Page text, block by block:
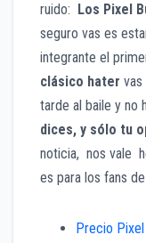
ruido: Los Pixel
seguro vas es
integrante el
clásico hater
tarde al baile y no
dices, y sólo tu
noticia, nos vale
es para los fans
Precio